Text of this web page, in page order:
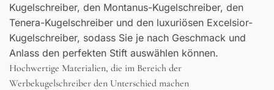
Kugelschreiber, den Montanus-Kugelschreiber, den
Tenera-Kugelschreiber und den luxuriösen Excelsior-
Kugelschreiber, sodass Sie je nach Geschmack und
Anlass den perfekten Stift auswählen können.
Hochwertige Materialien, die im Bereich der
Werbekugelschreiber den Unterschied machen